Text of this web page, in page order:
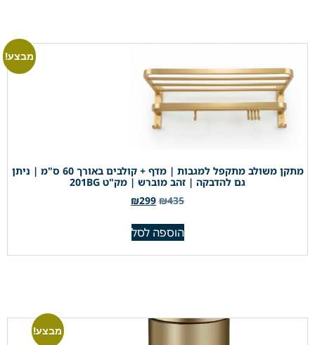
מבצע!
מתקן משולב מתקפל למגבות | מדף + קולבים באורך 60 ס"מ | ניתן
גם להדבקה | זהב מוברש | מק"ט 201BG
₪435
₪299
הוספה לסל
מבצע!